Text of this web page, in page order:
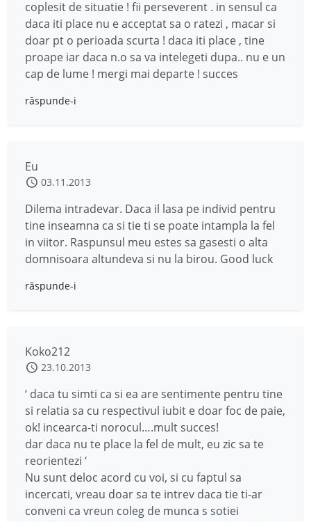
coplesit de situatie ! fii perseverent . in sensul ca
daca iti place nu e acceptat sa o ratezi , macar si
doar pt o perioada scurta ! daca iti place , tine
proape iar daca n.o sa va intelegeti dupa.. nu e un
cap de lume ! mergi mai departe ! succes
răspunde-i
Eu
03.11.2013
Dilema intradevar. Daca il lasa pe individ pentru
tine inseamna ca si tie ti se poate intampla la fel
in viitor. Raspunsul meu estes sa gasesti o alta
domnisoara altundeva si nu la birou. Good luck
răspunde-i
Koko212
23.10.2013
‘ daca tu simti ca si ea are sentimente pentru tine
si relatia sa cu respectivul iubit e doar foc de paie,
ok! incearca-ti norocul….mult succes!
dar daca nu te place la fel de mult, eu zic sa te
reorientezi ‘
Nu sunt deloc acord cu voi, si cu faptul sa
incercati, vreau doar sa te intrev daca tie ti-ar
conveni ca vreun coleg de munca s sotiei